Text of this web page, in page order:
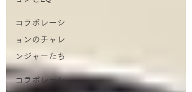
コラボレーシ
ョンのチャレ
ンジャーたち
コラボレーシ